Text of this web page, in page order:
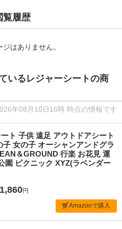
覧履歴
はありません。
いるレジャーシートの商
年08月10日16時 時点の情報です
ト 子供 遠足 アウトドアシート
子 女の子 オーシャンアンドグラ
＆GROUND 行楽 お花見 運
園 ピクニック XYZ(ラベンダー
1,860円
Amazonで購入